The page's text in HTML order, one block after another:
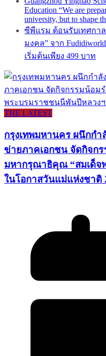
Education “We are
university, but to shape
ซีพีแรม ต้อนรับเทศกา
มงคล” จาก
เริ่มต้นเพียง 499 บาท
THE LATEST
กรุงเทพมหานคร ผนึกกำ
ข่ายภาคเอกชน จัดกิจก
มหากรุณาธิคุณ “สมเด็จ
ในโอกาสวันแม่แห่งชาติ